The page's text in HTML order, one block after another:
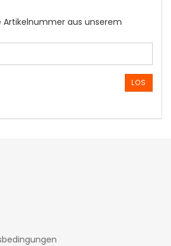
Artikelnummer aus unserem
LOS